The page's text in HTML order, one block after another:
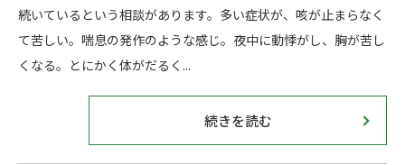
続いているという相談があります。多い症状が、咳が止まらなく
て苦しい。喘息の発作のような感じ。夜中に動悸がし、胸が苦し
くなる。とにかく体がだるく...
続きを読む